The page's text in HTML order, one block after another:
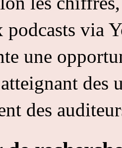
podcasts via
une
des
des